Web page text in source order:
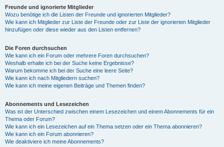
Freunde und ignorierte Mitglieder
Wozu benötige ich die Listen der Freunde und ignorierten Mitglieder?
Wie kann ich Mitglieder zur Liste der Freunde oder zur Liste der ignorierten Mitglieder
hinzufügen oder diese wieder aus den Listen entfernen?
Die Foren durchsuchen
Wie kann ich ein Forum oder mehrere Foren durchsuchen?
Weshalb erhalte ich bei der Suche keine Ergebnisse?
Warum bekomme ich bei der Suche eine leere Seite?
Wie kann ich nach Mitgliedern suchen?
Wie kann ich meine eigenen Beiträge und Themen finden?
Abonnements und Lesezeichen
Was ist der Unterschied zwischen einem Lesezeichen und einem Abonnements für ein
Thema oder Forum?
Wie kann ich ein Lesezeichen auf ein Thema setzen oder ein Thema abonnieren?
Wie kann ich ein Forum abonnieren?
Wie deaktiviere ich meine Abonnements?